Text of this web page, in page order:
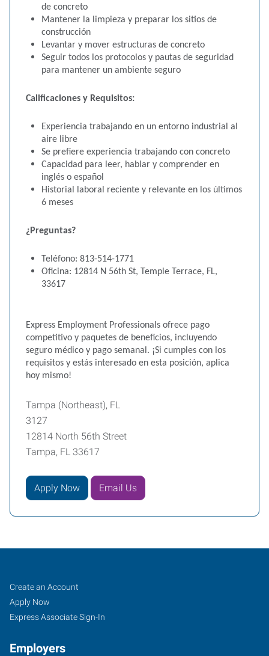
de concreto
Mantener la limpieza y preparar los sitios de
construcción
Levantar y mover estructuras de concreto
Seguir todos los protocolos y pautas de seguridad
para mantener un ambiente seguro
Calificaciones y Requisitos:
Experiencia trabajando en un entorno industrial al
aire libre
Se prefiere experiencia trabajando con concreto
Capacidad para leer, hablar y comprender en
inglés o español
Historial laboral reciente y relevante en los últimos
6 meses
¿Preguntas?
Teléfono: 813-514-1771
Oficina: 12814 N 56th St, Temple Terrace, FL,
33617
Express Employment Professionals ofrece pago
competitivo y paquetes de beneficios, incluyendo
seguro médico y pago semanal. ¡Si cumples con los
requisitos y estás interesado en esta posición, aplica
hoy mismo!
Tampa (Northeast), FL
3127
12814 North 56th Street
Tampa, FL 33617
Apply Now Email Us
Tampa
(Northeast),
FL
Job
Seekers
Search
Jobs
Create an Account
Apply Now
Express Associate Sign-In
Employers